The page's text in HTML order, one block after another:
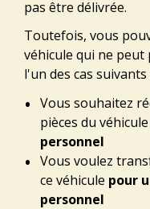
pas être délivrée.
Toutefois, vous
véhicule qui ne peut
l'un des cas suivants
Vous souhaitez
pièces du véhicule
personnel
Vous voulez
ce véhicule pour
personnel